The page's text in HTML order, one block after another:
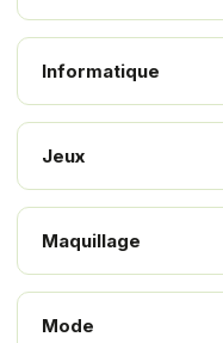
Informatique
Jeux
Maquillage
Mode